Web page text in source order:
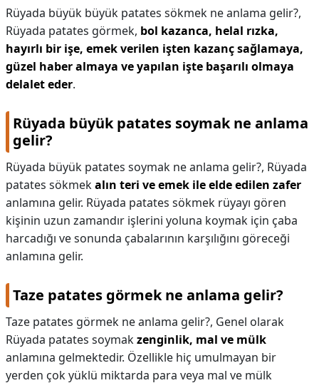
Rüyada büyük büyük patates sökmek ne anlama gelir?,
Rüyada patates görmek, bol kazanca, helal rızka,
hayırlı bir işe, emek verilen işten kazanç sağlamaya,
güzel haber almaya ve yapılan işte başarılı olmaya
delalet eder.
Rüyada büyük patates soymak ne anlama
gelir?
Rüyada büyük patates soymak ne anlama gelir?, Rüyada
patates sökmekalın teri ve emek ile elde edilen zafer
anlamına gelir. Rüyada patates sökmek rüyayı gören
kişinin uzun zamandır işlerini yoluna koymak için çaba
harcadığı ve sonunda çabalarının karşılığını göreceği
anlamına gelir.
Taze patates görmek ne anlama gelir?
Taze patates görmek ne anlama gelir?, Genel olarak
Rüyada patates soymakzenginlik, mal ve mülk
anlamına gelmektedir. Özellikle hiç umulmayan bir
yerden çok yüklü miktarda para veya mal ve mülk